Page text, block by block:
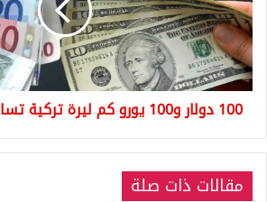
كم
ليرة
تركية
تساوي
اليوم
19100 دولار و100 يورو كم ليرة تركية تساوي اليوم 19 يونيو
مقالات ذات صلة